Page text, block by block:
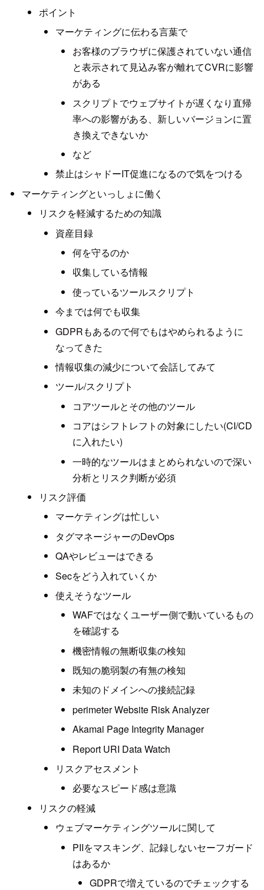
ポイント
マーケティングに伝わる言葉で
お客様のブラウザに保護されていない通信
と表示されて見込み客が離れてCVRに影響
がある
スクリプトでウェブサイトが遅くなり直帰
率への影響がある、新しいバージョンに置
き換えできないか
など
禁止はシャドーIT促進になるので気をつける
マーケティングといっしょに働く
リスクを軽減するための知識
資産目録
何を守るのか
収集している情報
使っているツールスクリプト
今までは何でも収集
GDPRもあるので何でもはやめられるように
なってきた
情報収集の減少について会話してみて
ツール/スクリプト
コアツールとその他のツール
コアはシフトレフトの対象にしたい(CI/CD
に入れたい)
一時的なツールはまとめられないので深い
分析とリスク判断が必須
リスク評価
マーケティングは忙しい
タグマネージャーのDevOps
QAやレビューはできる
Secをどう入れていくか
使えそうなツール
WAFではなくユーザー側で動いているもの
を確認する
機密情報の無断収集の検知
既知の脆弱製の有無の検知
未知のドメインへの接続記録
perimeter Website Risk Analyzer
Akamai Page Integrity Manager
Report URI Data Watch
リスクアセスメント
必要なスピード感は意識
リスクの軽減
ウェブマーケティングツールに関して
PIIをマスキング、記録しないセーフガード
はあるか
GDPRで増えているのでチェックする